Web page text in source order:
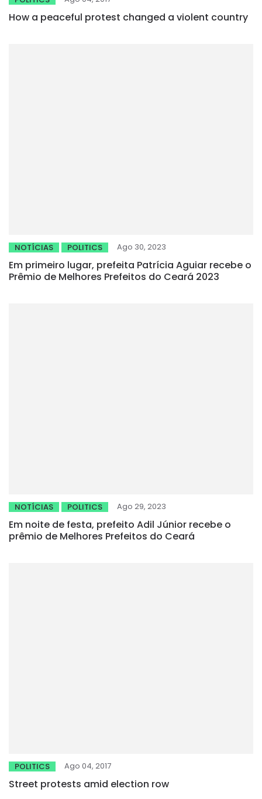
How a peaceful protest changed a violent country
NOTÍCIAS POLITICS Ago 30, 2023
Em primeiro lugar, prefeita Patrícia Aguiar recebe o
Prêmio de Melhores Prefeitos do Ceará 2023
NOTÍCIAS POLITICS Ago 29, 2023
Em noite de festa, prefeito Adil Júnior recebe o
prêmio de Melhores Prefeitos do Ceará
POLITICS Ago 04, 2017
Street protests amid election row